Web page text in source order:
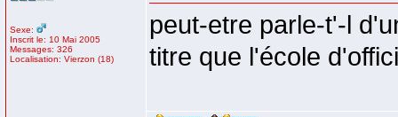
Sexe:
Inscrit le: 10 Mai 2005
Messages: 326
Localisation: Vierzon (18)
peut-etre parle-t'-l
titre que l'école